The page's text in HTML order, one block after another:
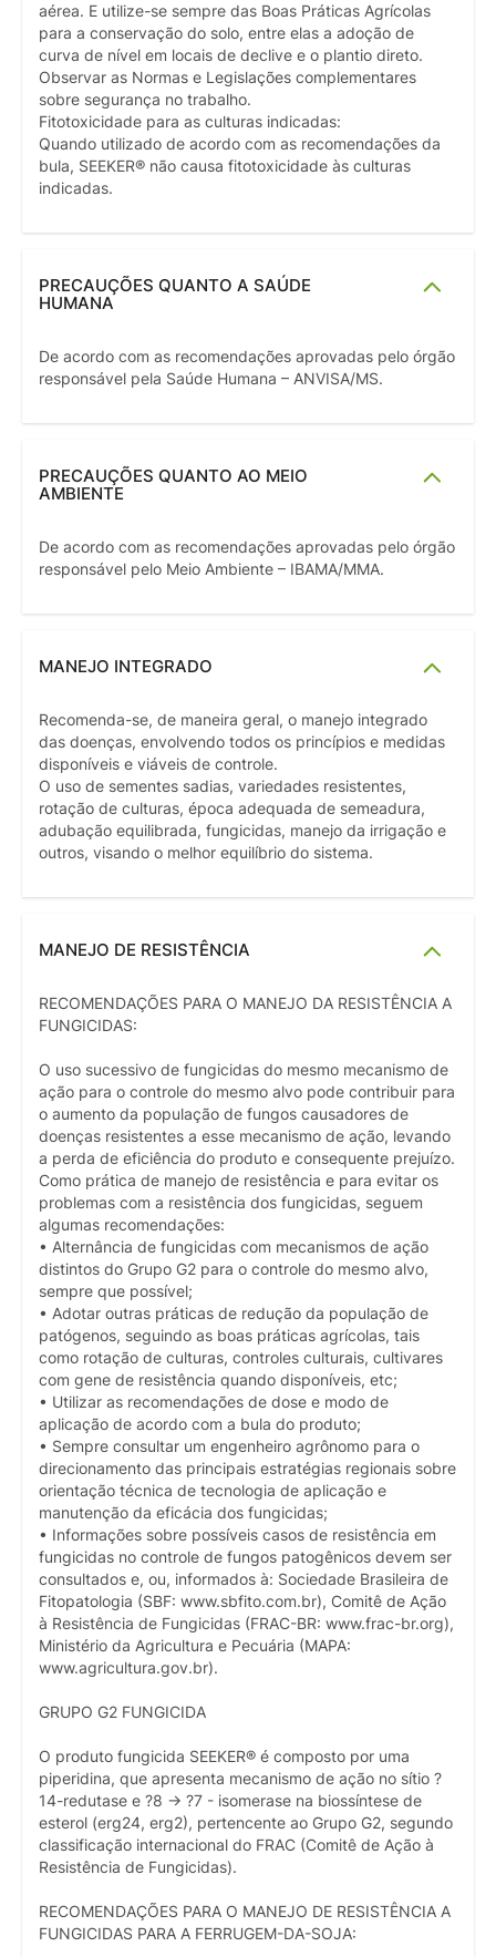
aérea. E utilize-se sempre das Boas Práticas Agrícolas
para a conservação do solo, entre elas a adoção de
curva de nível em locais de declive e o plantio direto.
Observar as Normas e Legislações complementares
sobre segurança no trabalho.
Fitotoxicidade para as culturas indicadas:
Quando utilizado de acordo com as recomendações da
bula, SEEKER® não causa fitotoxicidade às culturas
indicadas.
PRECAUÇÕES QUANTO A SAÚDE
HUMANA
De acordo com as recomendações aprovadas pelo órgão
responsável pela Saúde Humana – ANVISA/MS.
PRECAUÇÕES QUANTO AO MEIO
AMBIENTE
De acordo com as recomendações aprovadas pelo órgão
responsável pelo Meio Ambiente – IBAMA/MMA.
MANEJO INTEGRADO
Recomenda-se, de maneira geral, o manejo integrado
das doenças, envolvendo todos os princípios e medidas
disponíveis e viáveis de controle.
O uso de sementes sadias, variedades resistentes,
rotação de culturas, época adequada de semeadura,
adubação equilibrada, fungicidas, manejo da irrigação e
outros, visando o melhor equilíbrio do sistema.
MANEJO DE RESISTÊNCIA
RECOMENDAÇÕES PARA O MANEJO DA RESISTÊNCIA A
FUNGICIDAS:
O uso sucessivo de fungicidas do mesmo mecanismo de
ação para o controle do mesmo alvo pode contribuir para
o aumento da população de fungos causadores de
doenças resistentes a esse mecanismo de ação, levando
a perda de eficiência do produto e consequente prejuízo.
Como prática de manejo de resistência e para evitar os
problemas com a resistência dos fungicidas, seguem
algumas recomendações:
• Alternância de fungicidas com mecanismos de ação
distintos do Grupo G2 para o controle do mesmo alvo,
sempre que possível;
• Adotar outras práticas de redução da população de
patógenos, seguindo as boas práticas agrícolas, tais
como rotação de culturas, controles culturais, cultivares
com gene de resistência quando disponíveis, etc;
• Utilizar as recomendações de dose e modo de
aplicação de acordo com a bula do produto;
• Sempre consultar um engenheiro agrônomo para o
direcionamento das principais estratégias regionais sobre
orientação técnica de tecnologia de aplicação e
manutenção da eficácia dos fungicidas;
• Informações sobre possíveis casos de resistência em
fungicidas no controle de fungos patogênicos devem ser
consultados e, ou, informados à: Sociedade Brasileira de
Fitopatologia (SBF: www.sbfito.com.br), Comitê de Ação
à Resistência de Fungicidas (FRAC-BR: www.frac-br.org),
Ministério da Agricultura e Pecuária (MAPA:
www.agricultura.gov.br).
GRUPO G2 FUNGICIDA
O produto fungicida SEEKER® é composto por uma
piperidina, que apresenta mecanismo de ação no sítio ?
14-redutase e ?8 -> ?7 - isomerase na biossíntese de
esterol (erg24, erg2), pertencente ao Grupo G2, segundo
classificação internacional do FRAC (Comitê de Ação à
Resistência de Fungicidas).
RECOMENDAÇÕES PARA O MANEJO DE RESISTÊNCIA A
FUNGICIDAS PARA A FERRUGEM-DA-SOJA: